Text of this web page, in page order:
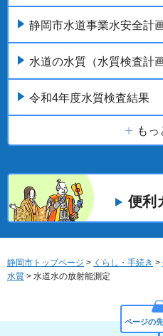
静岡市水道事業水安全計
水道の水質（水質検査計
令和4年度水質検査結果
もっ
便利
静岡市トップページ > くらし・手続き >
水質 > 水道水の放射能測定
ページの